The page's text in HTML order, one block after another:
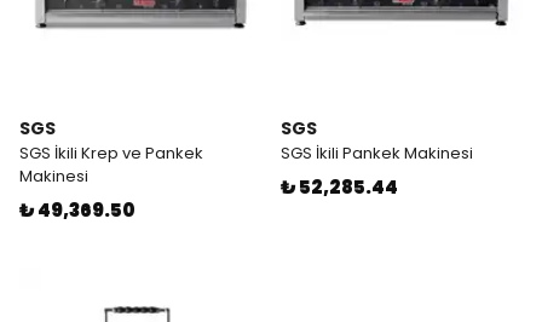
SGS
SGS İkili Krep ve Pankek
Makinesi
₺ 49,369.50
SGS
SGS İkili Pankek Makinesi
₺ 52,285.44